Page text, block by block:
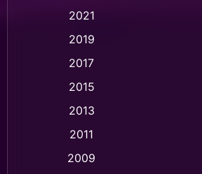
Animation แอนิเมชัน
Animation แอนิเมชั่น
2021
2019
2017
2015
2013
2011
2009